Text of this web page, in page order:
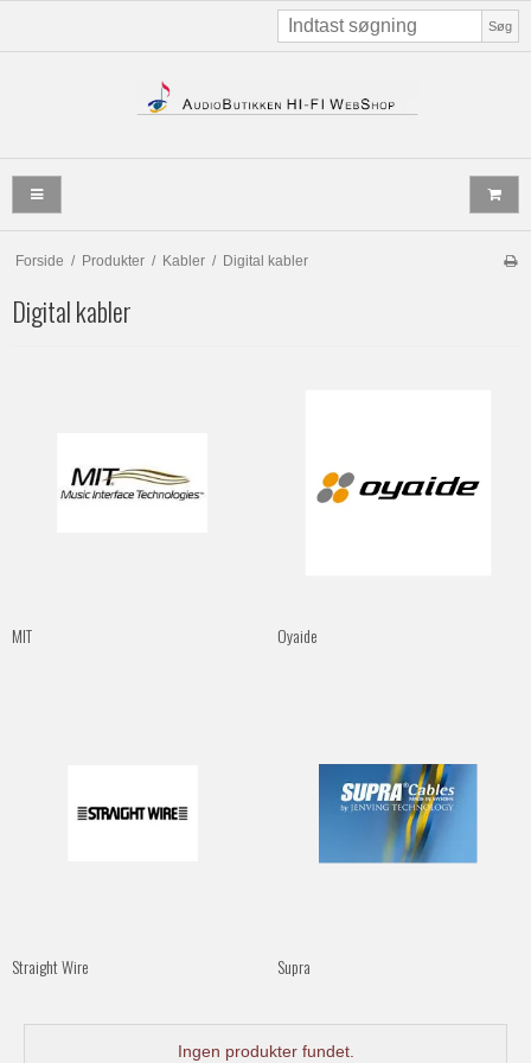
Søg
Forside / Produkter / Kabler / Digital kabler
Digital kabler
MIT Oyaide
Straight Wire Supra
Ingen produkter fundet.